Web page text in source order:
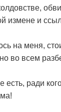
измене и
на меня,
во всем
есть, ради